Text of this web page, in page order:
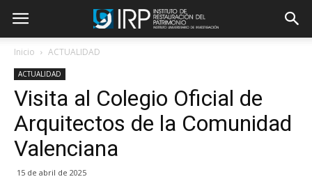
Inicio ACTUALIDAD
ACTUALIDAD
Visita al Colegio Oficial de
Arquitectos de la Comunidad
Valenciana
15 de abril de 2025